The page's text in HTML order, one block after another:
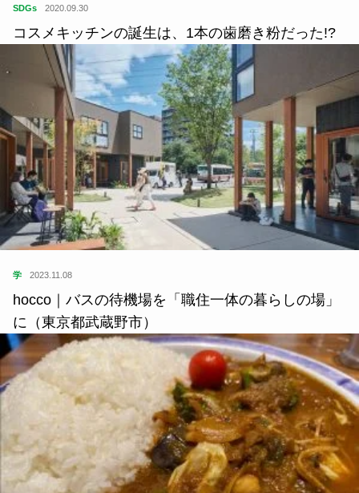
SDGs 2020.09.30
コスメキッチンの誕生は、1本の歯磨き粉だった!?
学 2023.11.08
hocco｜バスの待機場を「職住一体の暮らしの場」
に（東京都武蔵野市）